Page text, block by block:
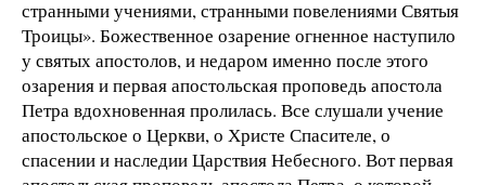
странными учениями, странными повелениями Святыя
Троицы». Божественное озарение огненное наступило
у святых апостолов, и недаром именно после этого
озарения и первая апостольская проповедь апостола
Петра вдохновенная пролилась. Все слушали учение
апостольское о Церкви, о Христе Спасителе, о
спасении и наследии Царствия Небесного. Вот первая